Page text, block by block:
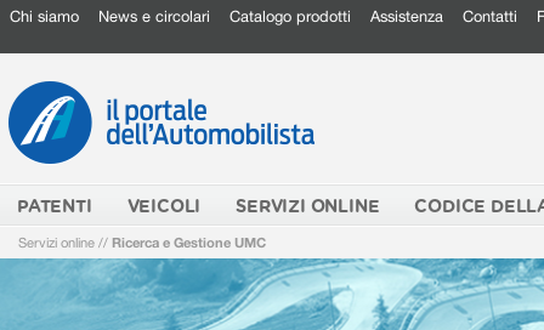
Chi siamo News e circolari Catalogo prodotti Assistenza Contatti
PATENTI VEICOLI SERVIZI ONLINE CODICE
Servizi online // Ricerca e Gestione UMC